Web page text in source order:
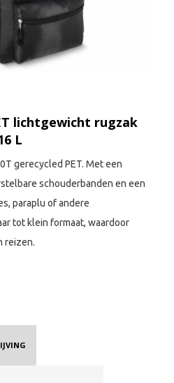
lichtgewicht rugzak
L
gerecycled PET. Met een
schouderbanden en een
paraplu of andere
tot klein formaat, waardoor
reizen.